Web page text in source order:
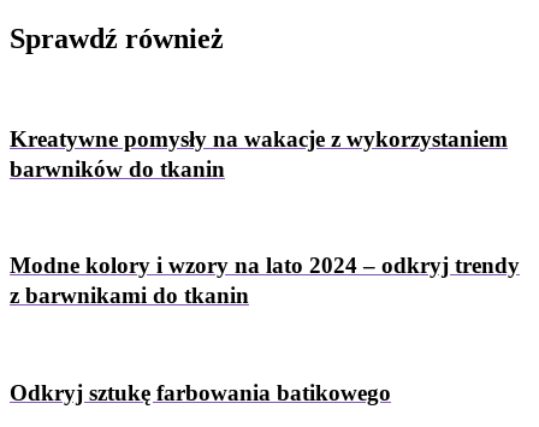
Sprawdź również
Kreatywne pomysły na wakacje z wykorzystaniem
barwników do tkanin
Modne kolory i wzory na lato 2024 – odkryj trendy
z barwnikami do tkanin
Odkryj sztukę farbowania batikowego